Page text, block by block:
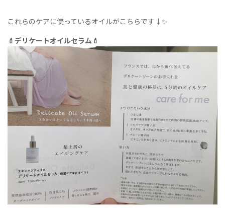
これらのケアに使っているオイルがこちらです ↓✨
💄デリケートオイルセラム💄